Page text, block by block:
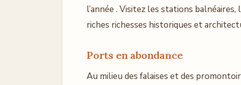
l’année . Visitez les stations
riches richesses historiques et
Ports en abondance
Au milieu des falaises et des